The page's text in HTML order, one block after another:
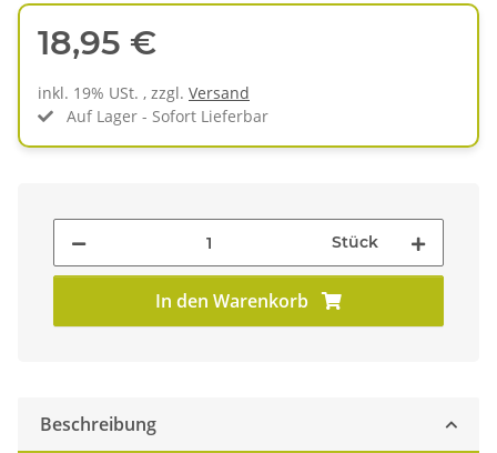
18,95 €
inkl. 19% USt. , zzgl. Versand
Auf Lager - Sofort Lieferbar
Stück
In den Warenkorb
Beschreibung